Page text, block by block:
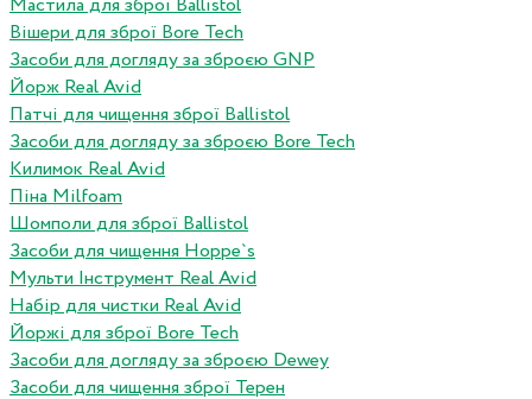
Мастила для зброї Ballistol
Вішери для зброї Bore Tech
Засоби для догляду за зброєю GNP
Йорж Real Avid
Патчі для чищення зброї Ballistol
Засоби для догляду за зброєю Bore Tech
Килимок Real Avid
Піна Milfoam
Шомполи для зброї Ballistol
Засоби для чищення Hoppe`s
Мульти Інструмент Real Avid
Набір для чистки Real Avid
Йоржі для зброї Bore Tech
Засоби для догляду за зброєю Dewey
Засоби для чищення зброї Терен